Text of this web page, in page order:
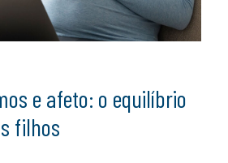
e afeto: o equilíbrio
filhos